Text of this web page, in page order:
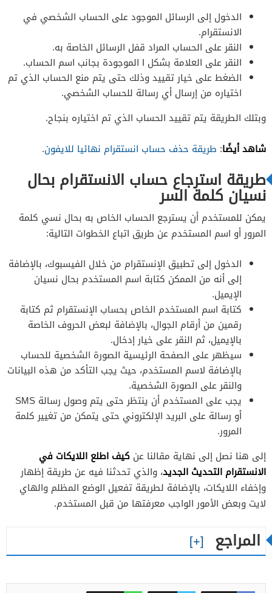
الدخول إلى الرسائل الموجود على الحساب الشخصي في
الانستقرام.
النقر على الحساب المراد قفل الرسائل الخاصة به.
النقر على العلامة بشكل I الموجودة بجانب اسم الحساب.
الضغط على خيار تقييد وذلك حتى يتم منع الحساب الذي تم
اختياره من إرسال أي رسالة للحساب الشخصي.
وبتلك الطريقة يتم تقييد الحساب الذي تم اختياره بنجاح.
شاهد أيضًا: طريقة حذف حساب انستقرام نهائيا للايفون.
طريقة استرجاع حساب الانستقرام بحال
نسيان كلمة السر
يمكن للمستخدم أن يسترجع الحساب الخاص به بحال نسي كلمة
المرور أو اسم المستخدم عن طريق اتباع الخطوات التالية:
الدخول إلى تطبيق الإنستقرام من خلال الفيسبوك، بالإضافة
إلى أنه من الممكن كتابة اسم المستخدم بحال نسيان
الإيميل.
كتابة اسم المستخدم الخاص بحساب الإنستقرام ثم كتابة
رقمين من أرقام الجوال، بالإضافة لبعض الحروف الخاصة
بالإيميل، ثم النقر على خيار إدخال.
سيظهر على الصفحة الرئيسية الصورة الشخصية للحساب
بالإضافة لاسم المستخدم، حيث يجب التأكد من هذه البيانات
والنقر على الصورة الشخصية.
يجب على المستخدم أن ينتظر حتى يتم وصول رسالة SMS
أو رسالة على البريد الإلكتروني حتى يتمكن من تغيير كلمة
المرور.
إلى هنا نصل إلى نهاية مقالنا عن كيف اطلع اللايكات في
الانستقرام التحديث الجديد، والذي تحدثنا فيه عن طريقة إظهار
وإخفاء اللايكات، بالإضافة لطريقة تفعيل الوضع المظلم والهاي
لايت وبعض الأمور الواجب معرفتها من قبل المستخدم.
المراجع